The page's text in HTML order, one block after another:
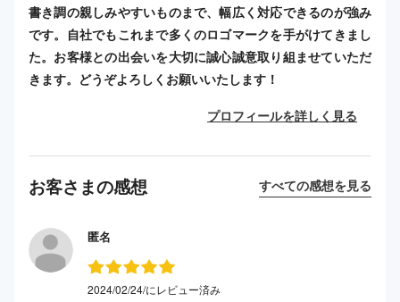
書き調の親しみやすいものまで、幅広く対応できるのが強み
です。自社でもこれまで多くのロゴマークを手がけてきまし
た。お客様との出会いを大切に誠心誠意取り組ませていただ
きます。どうぞよろしくお願いいたします！
プロフィールを詳しく見る
お客さまの感想 すべての感想を見る
匿名
2024/02/24/にレビュー済み